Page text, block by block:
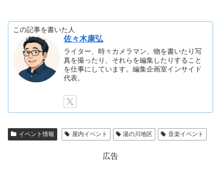
この記事を書いた人
佐々木康弘
ライター、時々カメラマン。物を書いたり写
真を撮ったり、それらを編集したりすること
を仕事にしています。編集企画室インサイド
代表。
イベント情報 屋内イベント 湯の川地区 音楽イベント
広告